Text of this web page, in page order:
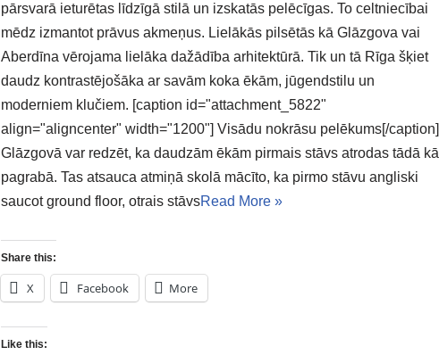
pārsvarā ieturētas līdzīgā stilā un izskatās pelēcīgas. To celtniecībai
mēdz izmantot prāvus akmeņus. Lielākās pilsētās kā Glāzgova vai
Aberdīna vērojama lielāka dažādība arhitektūrā. Tik un tā Rīga šķiet
daudz kontrastējošāka ar savām koka ēkām, jūgendstilu un
moderniem klučiem. [caption id="attachment_5822"
align="aligncenter" width="1200"] Visādu nokrāsu pelēkums[/caption]
Glāzgovā var redzēt, ka daudzām ēkām pirmais stāvs atrodas tādā kā
pagrabā. Tas atsauca atmiņā skolā mācīto, ka pirmo stāvu angliski
saucot ground floor, otrais stāvsRead More »
Share this:
X Facebook More
Like this: